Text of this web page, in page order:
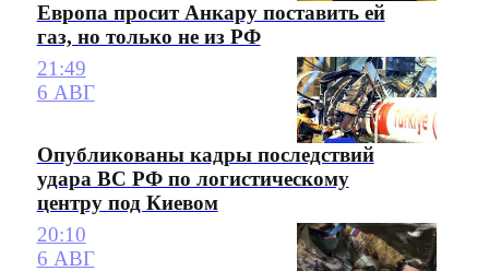
Европа просит Анкару поставить ей
газ, но только не из РФ
21:49
6 АВГ
Опубликованы кадры последствий
удара ВС РФ по логистическому
центру под Киевом
20:10
6 АВГ